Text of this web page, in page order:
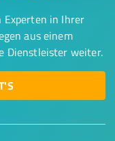
Experten in Ihrer
aus einem
Dienstleister weiter.